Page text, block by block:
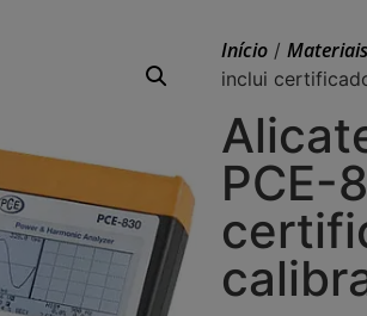
Início / Materiais
inclui
PCE-